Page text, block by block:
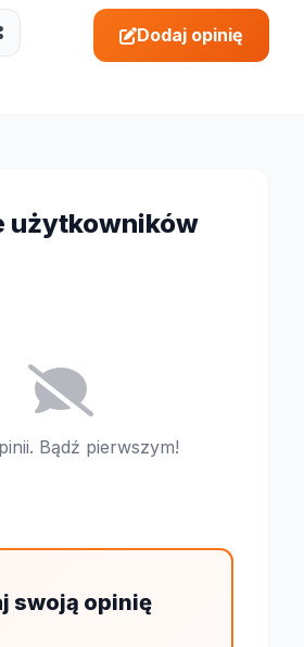
Dodaj opinię
użytkowników
Bądź pierwszym!
swoją opinię